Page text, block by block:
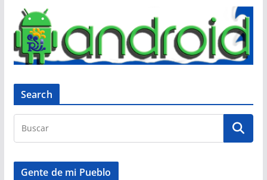
Search
Gente de mi Pueblo